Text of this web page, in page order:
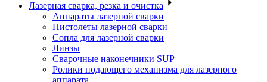
Лазерная сварка, резка и очистка
Аппараты лазерной сварки
Пистолеты лазерной сварки
Сопла для лазерной сварки
Линзы
Сварочные наконечники SUP
Ролики подающего механизма для лазерного
аппарата